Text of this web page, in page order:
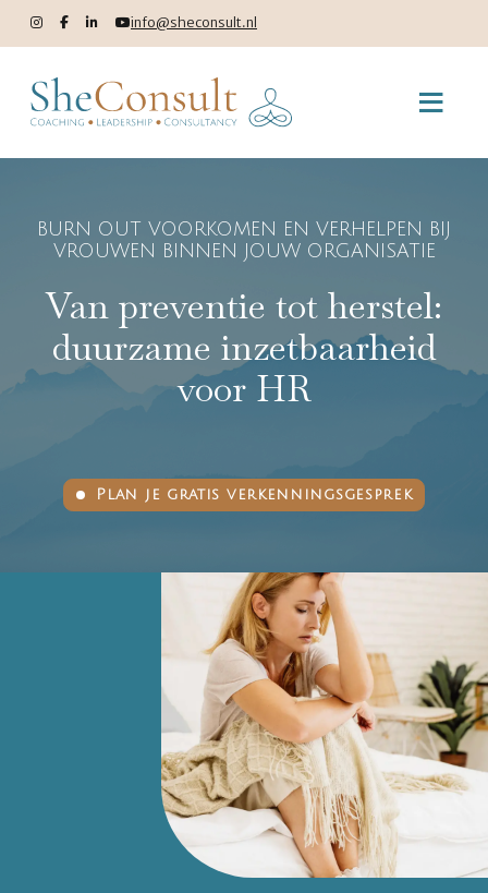
info@sheconsult.nl
BURN OUT VOORKOMEN EN VERHELPEN BIJ
VROUWEN BINNEN JOUW ORGANISATIE
Van preventie tot herstel:
duurzame inzetbaarheid
voor HR
Plan je gratis verkenningsgesprek